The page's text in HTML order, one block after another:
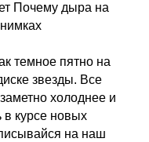
Почему дыра на
темное пятно на
звезды. Все
холоднее и
в курсе новых
на наш